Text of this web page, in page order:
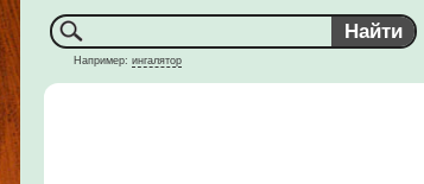
Например: ингалятор